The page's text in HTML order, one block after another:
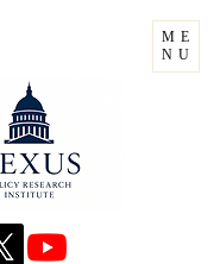
ME
NU